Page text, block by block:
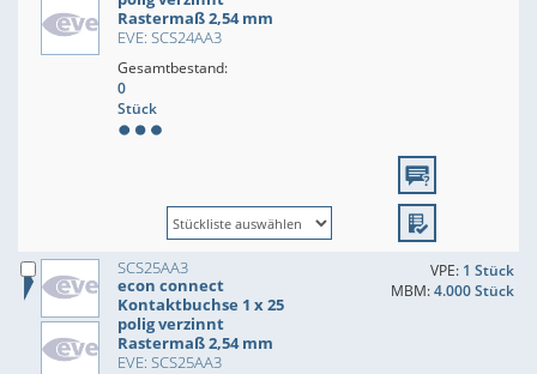
Rastermaß 2,54 mm
EVE: SCS24AA3
Gesamtbestand:
0
Stück
SCS25AA3
econ connect
Kontaktbuchse 1 x 25
polig verzinnt
Rastermaß 2,54 mm
EVE: SCS25AA3
VPE: 1 Stück
MBM:4.000 Stück